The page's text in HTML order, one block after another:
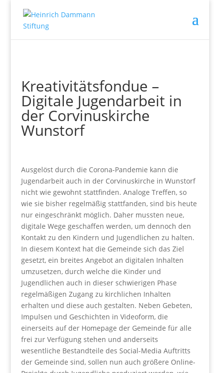
Kreativitätsfondue –
Digitale Jugendarbeit in
der Corvinuskirche
Wunstorf
Ausgelöst durch die Corona-Pandemie kann die
Jugendarbeit auch in der Corvinuskirche in Wunstorf
nicht wie gewohnt stattfinden. Analoge Treffen, so
wie sie bisher regelmäßig stattfanden, sind bis heute
nur eingeschränkt möglich. Daher mussten neue,
digitale Wege geschaffen werden, um dennoch den
Kontakt zu den Kindern und Jugendlichen zu halten.
In diesem Kontext hat die Gemeinde sich das Ziel
gesetzt, ein breites Angebot an digitalen Inhalten
umzusetzen, durch welche die Kinder und
Jugendlichen auch in dieser schwierigen Phase
regelmäßigen Zugang zu kirchlichen Inhalten
erhalten und diese auch gestalten. Neben Gebeten,
Impulsen und Geschichten in Videoform, die
einerseits auf der Homepage der Gemeinde für alle
frei zur Verfügung stehen und anderseits
wesentliche Bestandteile des Social-Media Auftritts
der Gemeinde sind, sollen nun auch größere Online-